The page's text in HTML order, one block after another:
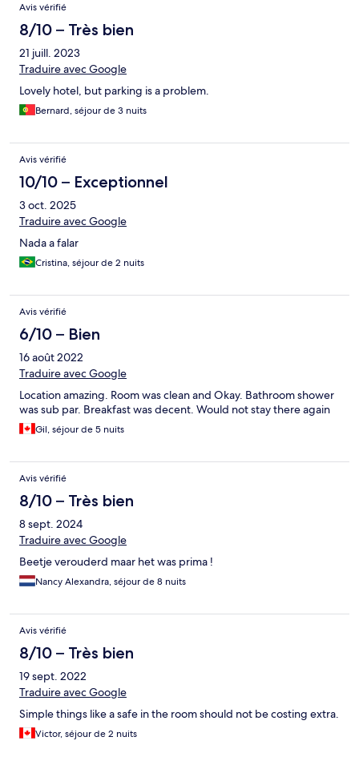
Avis vérifié
8/10 – Très bien
21 juill. 2023
Traduire avec Google
Lovely hotel, but parking is a problem.
Bernard, séjour de 3 nuits
Avis vérifié
10/10 – Exceptionnel
3 oct. 2025
Traduire avec Google
Nada a falar
Cristina, séjour de 2 nuits
Avis vérifié
6/10 – Bien
16 août 2022
Traduire avec Google
Location amazing. Room was clean and Okay. Bathroom shower
was sub par. Breakfast was decent. Would not stay there again
Gil, séjour de 5 nuits
Avis vérifié
8/10 – Très bien
8 sept. 2024
Traduire avec Google
Beetje verouderd maar het was prima !
Nancy Alexandra, séjour de 8 nuits
Avis vérifié
8/10 – Très bien
19 sept. 2022
Traduire avec Google
Simple things like a safe in the room should not be costing extra.
Victor, séjour de 2 nuits